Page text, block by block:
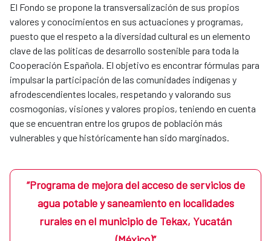
El Fondo se propone la transversalización de sus propios
valores y conocimientos en sus actuaciones y programas,
puesto que el respeto a la diversidad cultural es un elemento
clave de las políticas de desarrollo sostenible para toda la
Cooperación Española. El objetivo es encontrar fórmulas para
impulsar la participación de las comunidades indígenas y
afrodescendientes locales, respetando y valorando sus
cosmogonías, visiones y valores propios, teniendo en cuenta
que se encuentran entre los grupos de población más
vulnerables y que históricamente han sido marginados.
“Programa de mejora del acceso de servicios de
agua potable y saneamiento en localidades
rurales en el municipio de Tekax, Yucatán